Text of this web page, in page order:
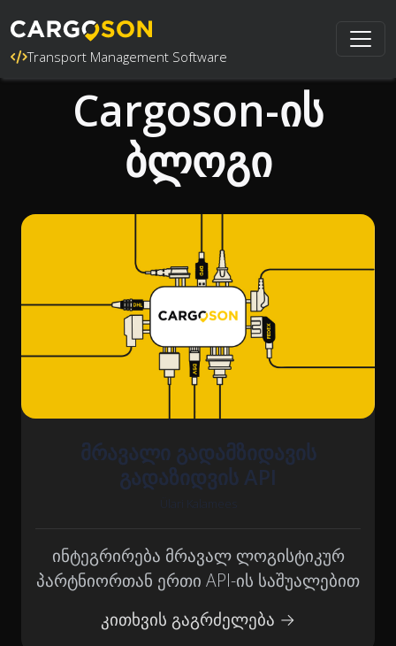
Transport Management Software
Cargoson-ის
ბლოგი
მრავალი გადამზიდავის
გადაზიდვის API
Ülari Kalamees
ინტეგრირება მრავალ ლოგისტიკურ
პარტნიორთან ერთი API-ის საშუალებით
კითხვის გაგრძელება →